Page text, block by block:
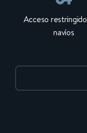
Acceso
navíos